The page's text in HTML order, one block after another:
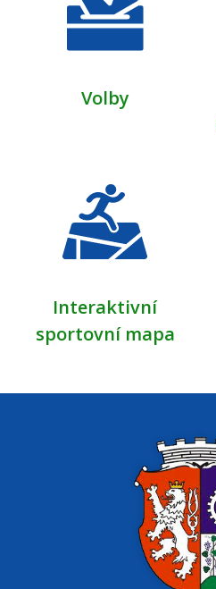
Volby
Interaktivní
sportovní mapa